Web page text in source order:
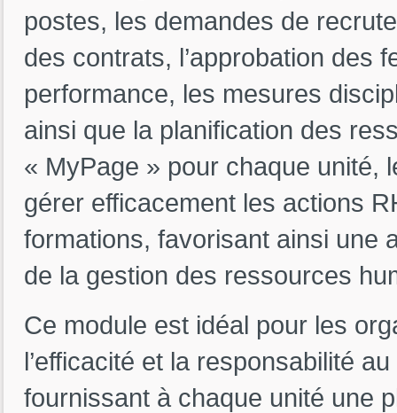
postes, les demandes de
des contrats, l’approbation des
performance, les mesures
ainsi que la planification des
« MyPage » pour chaque unité,
gérer efficacement les actions
formations, favorisant ainsi une
de la gestion des ressources
Ce module est idéal pour les
l’efficacité et la responsabilité
fournissant à chaque unité une